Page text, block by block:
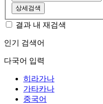
상세검색
결과 내 재검색
인기 검색어
다국어 입력
히라가나
가타카나
중국어